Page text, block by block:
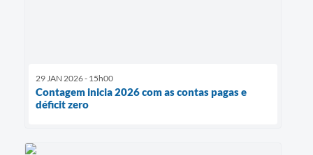
29 JAN 2026 - 15h00
Contagem inicia 2026 com as contas pagas e
déficit zero